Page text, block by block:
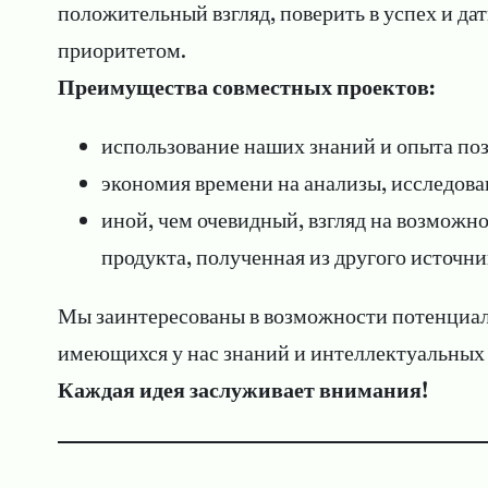
положительный взгляд, поверить в успех и
приоритетом.
Преимущества совместных проектов:
использование наших знаний и опыта
экономия времени на анализы,
иной, чем очевидный, взгляд на
продукта, полученная из другого
Мы заинтересованы в возможности
имеющихся у нас знаний и интеллектуальных
Каждая идея заслуживает внимания!